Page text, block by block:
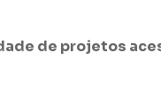
de projetos